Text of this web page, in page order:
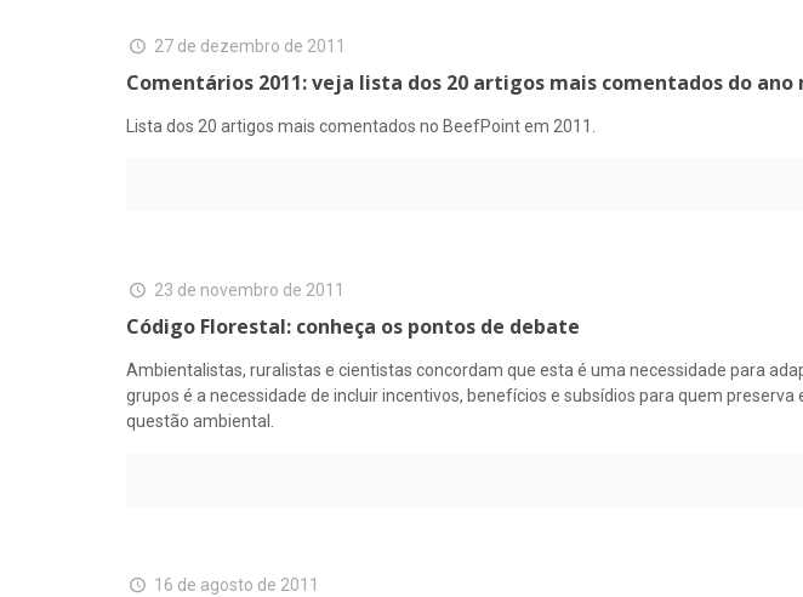
27 de dezembro de 2011
Comentários 2011: veja lista dos 20 artigos mais comentados do ano
Lista dos 20 artigos mais comentados no BeefPoint em 2011.
23 de novembro de 2011
Código Florestal: conheça os pontos de debate
Ambientalistas, ruralistas e cientistas concordam que esta é uma necessidade para
grupos é a necessidade de incluir incentivos, benefícios e subsídios para quem
questão ambiental.
16 de agosto de 2011